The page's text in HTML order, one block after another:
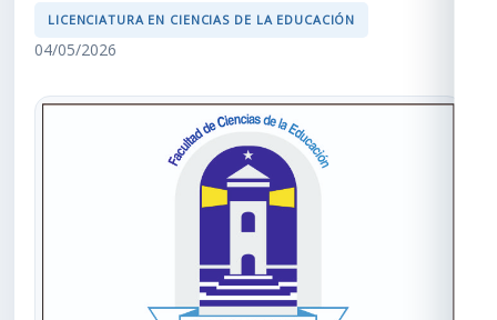
LICENCIATURA EN CIENCIAS DE LA EDUCACIÓN
04/05/2026